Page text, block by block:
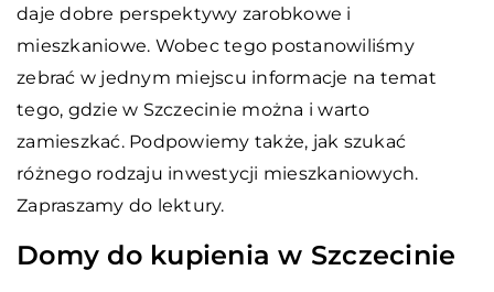
daje dobre perspektywy zarobkowe i
mieszkaniowe. Wobec tego postanowiliśmy
zebrać w jednym miejscu informacje na temat
tego, gdzie w Szczecinie można i warto
zamieszkać. Podpowiemy także, jak szukać
różnego rodzaju inwestycji mieszkaniowych.
Zapraszamy do lektury.
Domy do kupienia w Szczecinie